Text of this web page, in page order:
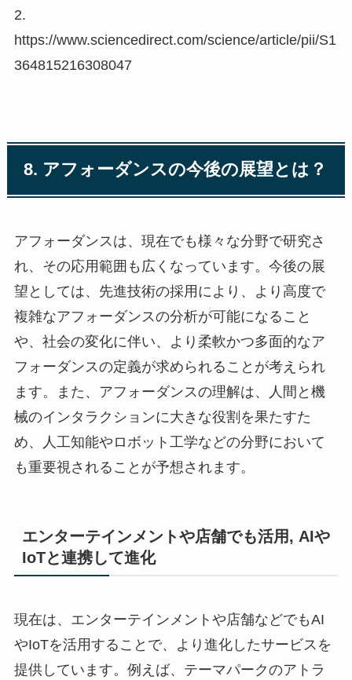
2.
https://www.sciencedirect.com/science/article/pii/S1
364815216308047
8. アフォーダンスの今後の展望とは？
アフォーダンスは、現在でも様々な分野で研究さ
れ、その応用範囲も広くなっています。今後の展
望としては、先進技術の採用により、より高度で
複雑なアフォーダンスの分析が可能になること
や、社会の変化に伴い、より柔軟かつ多面的なア
フォーダンスの定義が求められることが考えられ
ます。また、アフォーダンスの理解は、人間と機
械のインタラクションに大きな役割を果たすた
め、人工知能やロボット工学などの分野において
も重要視されることが予想されます。
エンターテインメントや店舗でも活用, AIや
IoTと連携して進化
現在は、エンターテインメントや店舗などでもAI
やIoTを活用することで、より進化したサービスを
提供しています。例えば、テーマパークのアトラ